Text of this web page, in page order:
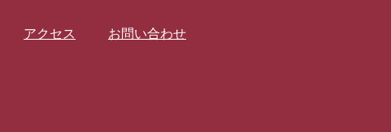
アクセス お問い合わせ